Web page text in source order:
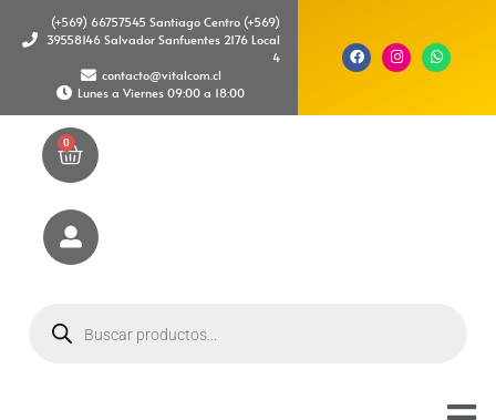
(+569) 66757545 Santiago Centro (+569)
39558146 Salvador Sanfuentes 2176 Local
4
contacto@vitalcom.cl
Lunes a Viernes 09:00 a 18:00
0